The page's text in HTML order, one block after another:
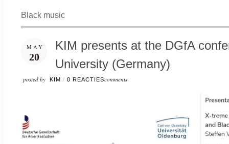
Black music
MAY
20
KIM presents at the DGfA
University (Germany)
posted by KIM / 0 REACTIEScomments